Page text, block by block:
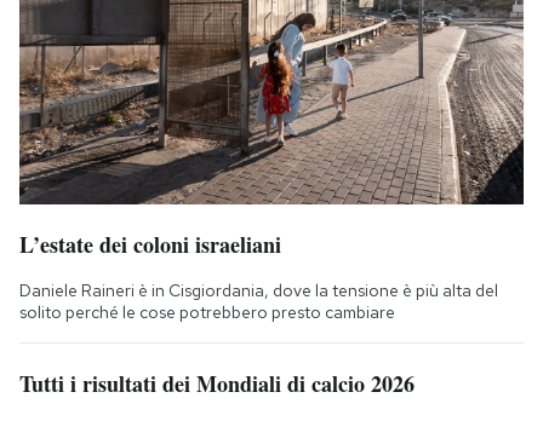
L’estate dei coloni israeliani
Daniele Raineri è in Cisgiordania, dove la tensione è più alta del
solito perché le cose potrebbero presto cambiare
Tutti i risultati dei Mondiali di calcio 2026